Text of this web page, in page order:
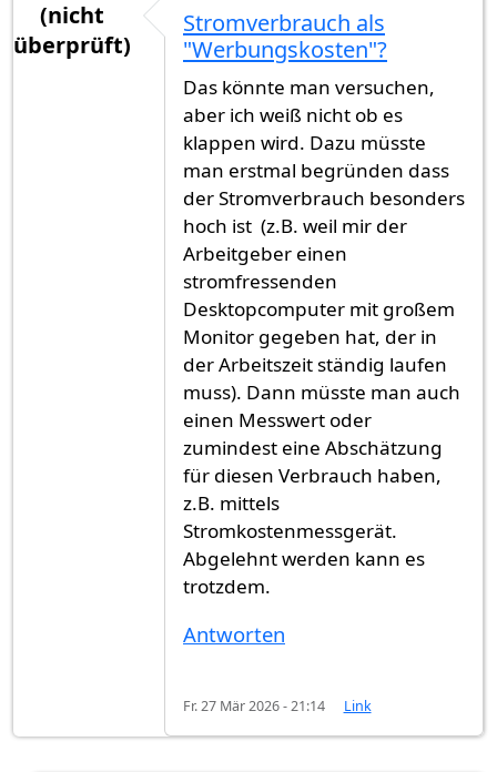
(nicht
überprüft)
Stromverbrauch als
"Werbungskosten"?
Das könnte man versuchen,
aber ich weiß nicht ob es
klappen wird. Dazu müsste
man erstmal begründen dass
der Stromverbrauch besonders
hoch ist (z.B. weil mir der
Arbeitgeber einen
stromfressenden
Desktopcomputer mit großem
Monitor gegeben hat, der in
der Arbeitszeit ständig laufen
muss). Dann müsste man auch
einen Messwert oder
zumindest eine Abschätzung
für diesen Verbrauch haben,
z.B. mittels
Stromkostenmessgerät.
Abgelehnt werden kann es
trotzdem.
Antworten
Fr. 27 Mär 2026 - 21:14 Link